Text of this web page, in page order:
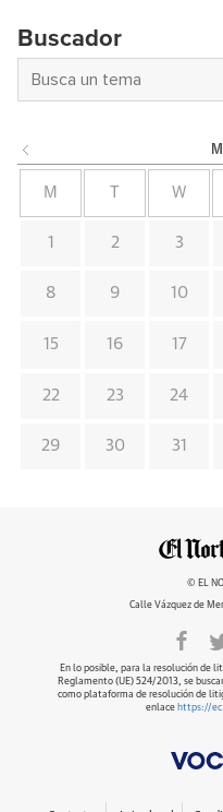
Buscador
M W
1 2 3
8 9 10
15 16 17
22 23 24
29 30 31
© EL
Calle Vázquez de
En lo posible, para la resolución de
Reglamento (UE) 524/2013, se
como plataforma de resolución de
enlace https://